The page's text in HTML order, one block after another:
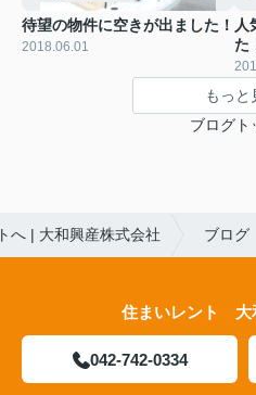
待望の物件に空きが出ました！
2018.06.01
人
た
もっと
ブログト
へ | 大和興産株式会社 ブログ
住まいレント 大
042-742-0334